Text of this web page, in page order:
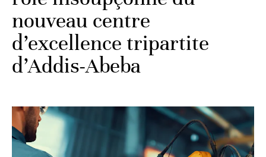
nouveau centre
d’excellence tripartite
d’Addis-Abeba